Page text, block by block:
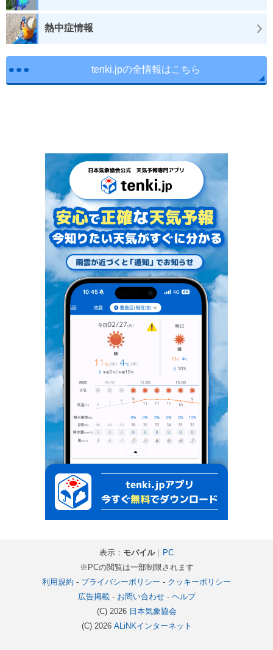
熱中症情報
tenki.jpの全情報はこちら
表示： モバイル｜ PC
※PCの閲覧は一部制限されます
利用規約 - プライバシーポリシー - クッキーポリシー
広告掲載- お問い合わせ- ヘルプ
(C) 2026 日本気象協会
(C) 2026 ALiNKインターネット